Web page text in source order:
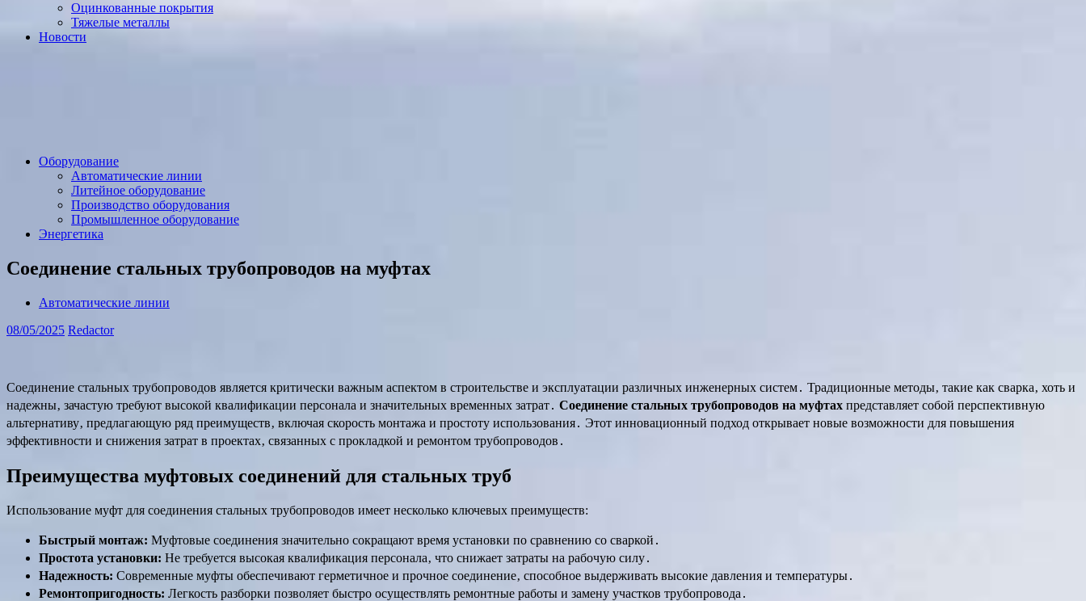
Оцинкованные покрытия
Тяжелые металлы
Новости
Оборудование
Автоматические линии
Литейное оборудование
Производство оборудования
Промышленное оборудование
Энергетика
Соединение стальных трубопроводов на муфтах
Автоматические линии
08/05/2025 Redactor
Соединение стальных трубопроводов является критически важным аспектом в строительстве и эксплуатации различных инженерных систем․ Традиционные методы‚ такие как сварка‚ хоть и
надежны‚ зачастую требуют высокой квалификации персонала и значительных временных затрат․ Соединение стальных трубопроводов на муфтах представляет собой перспективную
альтернативу‚ предлагающую ряд преимуществ‚ включая скорость монтажа и простоту использования․ Этот инновационный подход открывает новые возможности для повышения
эффективности и снижения затрат в проектах‚ связанных с прокладкой и ремонтом трубопроводов․
Преимущества муфтовых соединений для стальных труб
Использование муфт для соединения стальных трубопроводов имеет несколько ключевых преимуществ:
Быстрый монтаж: Муфтовые соединения значительно сокращают время установки по сравнению со сваркой․
Простота установки: Не требуется высокая квалификация персонала‚ что снижает затраты на рабочую силу․
Надежность: Современные муфты обеспечивают герметичное и прочное соединение‚ способное выдерживать высокие давления и температуры․
Ремонтопригодность: Легкость разборки позволяет быстро осуществлять ремонтные работы и замену участков трубопровода․